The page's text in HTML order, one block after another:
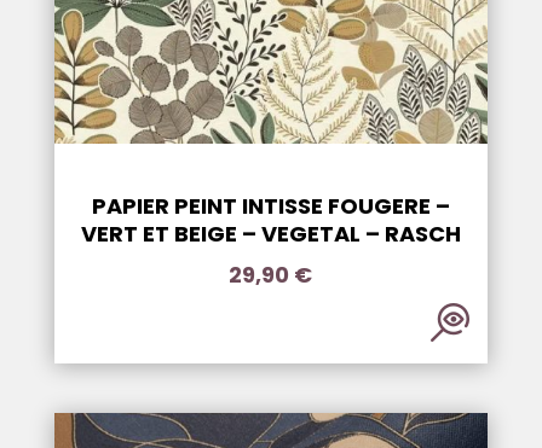
PAPIER PEINT INTISSE FOUGERE –
VERT ET BEIGE – VEGETAL – RASCH
29,90 €